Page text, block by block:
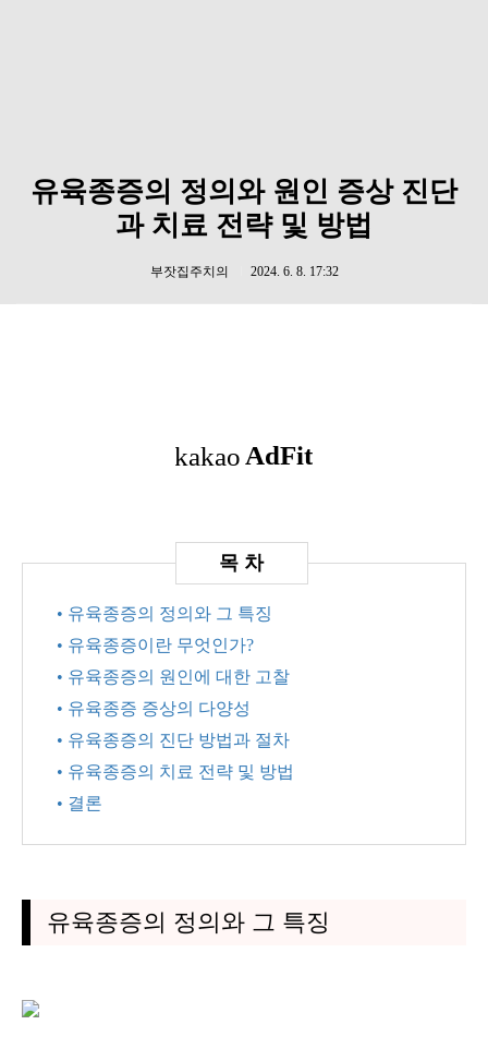
유육종증의 정의와 원인 증상 진단
과 치료 전략 및 방법
부잣집주치의 2024. 6. 8. 17:32
• 유육종증의 정의와 그 특징
• 유육종증이란 무엇인가?
• 유육종증의 원인에 대한 고찰
• 유육종증 증상의 다양성
• 유육종증의 진단 방법과 절차
• 유육종증의 치료 전략 및 방법
• 결론
유육종증의 정의와 그 특징